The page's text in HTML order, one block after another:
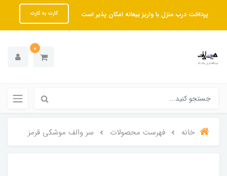
پرداخت درب منزل با واریز بیعانه امکان پذیر است کارت به کارت
0
خانه فهرست محصولات سر والف موشکی قرمز